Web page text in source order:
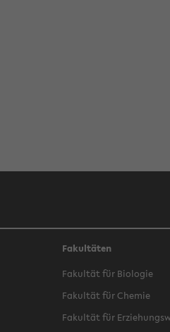
Fakultäten
Fakultät für Biologie
Fakultät für Chemie
Fakultät für